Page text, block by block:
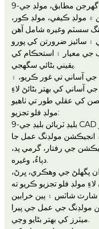
9-بليڊ ٽربائن بليڊ جي ڊيزائن جي گهرجن مطابق، مولڊ جي
۾ مولڊ ڪيفي، مولڊ ڪور،
سائيز ضرورتن کي پورو
جي معيار ۽ استحڪام کي
يقيني بڻائي سگهجي.
جي آساني تي غور ڪريو، ۽
آساني کي بهتر بڻائڻ لاءِ
مولڊ فلو تجزيو:
9-بليڊ ٽربائن بليڊ جي CAD ماڊل کي درآمد ڪرڻ لاءِ مولڊ فلو
انجيڪشن مولڊنگ عمل جا
جي رفتار، گرمي پد،
دٻاءُ، وغيره.
پگھلڻ جي وهڪري، ڀرڻ،
مولڊ فلو تجزيو ڪريو ته
شارٽ شاٽس ۽ ٻين خرابين
مولڊنگ جي عمل جي پيرا
ميٽرز کي بهتر بڻايو وڃي.